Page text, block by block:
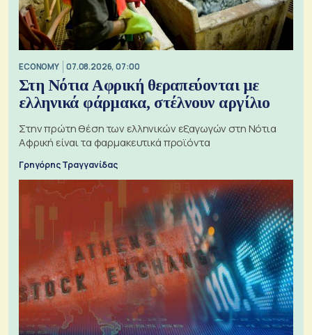
ECONOMY 07.08.2026, 07:00
Στη Νότια Αφρική θεραπεύονται με
ελληνικά φάρμακα, στέλνουν αργίλιο
Στην πρώτη θέση των ελληνικών εξαγωγών στη Νότια
Αφρική είναι τα φαρμακευτικά προϊόντα
Γρηγόρης Τραγγανίδας